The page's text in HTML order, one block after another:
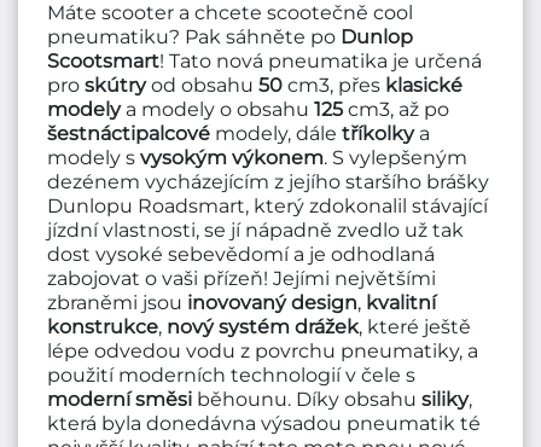
Máte scooter a chcete scootečně cool
pneumatiku? Pak sáhněte po Dunlop
Scootsmart! Tato nová pneumatika je určená
pro skútryod obsahu 50 cm3, přes klasické
modelya modely o obsahu 125 cm3, až po
šestnáctipalcové modely, dále tříkolkya
modely s vysokým výkonem. S vylepšeným
dezénem vycházejícím z jejího staršího brášky
Dunlopu Roadsmart, který zdokonalil stávající
jízdní vlastnosti, se jí nápadně zvedlo už tak
dost vysoké sebevědomí a je odhodlaná
zabojovat o vaši přízeň! Jejími největšími
zbraněmi jsou inovovaný design, kvalitní
konstrukce, nový systém drážek, které ještě
lépe odvedou vodu z povrchu pneumatiky, a
použití moderních technologií v čele s
moderní směsi běhounu. Díky obsahu siliky,
která byla donedávna výsadou pneumatik té